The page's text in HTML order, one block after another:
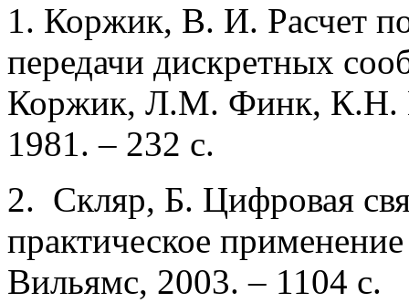
1. Коржик, В. И. Расчет
пере­дачи дискретных
Коржик, Л.М. Финк, К.Н.
1981. – 232 с.
2. Скляр, Б. Цифровая
практическое
Вильямс, 2003. – 1104 с.